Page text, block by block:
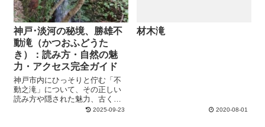
神戸･淡河の秘境、勝雄不
動滝（かつおふどうた
き）：読み方・自然の魅
力・アクセス完全ガイド
神戸市内にひっそりと佇む「不
動之滝」について、その正しい
読み方や隠された魅力、古くか
らの歴史をご存知でしょうか。
2025-09-23
材木滝
2020-08-01